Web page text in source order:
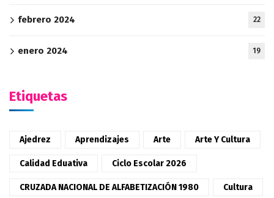
febrero 2024 22
enero 2024 19
Etiquetas
Ajedrez Aprendizajes Arte Arte Y Cultura
Calidad Eduativa Ciclo Escolar 2026
CRUZADA NACIONAL DE ALFABETIZACIÓN 1980 Cultura